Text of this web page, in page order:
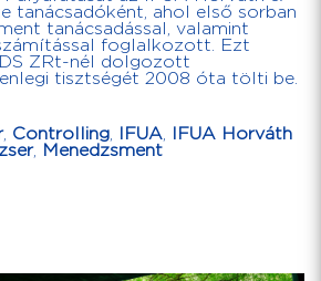
tanácsadóként, ahol első sorban
tanácsadással, valamint
foglalkozott. Ezt
ZRt-nél dolgozott
tisztségét 2008 óta tölti be.
, Controlling IFUA
IFUA Horváth
, Menedzsment